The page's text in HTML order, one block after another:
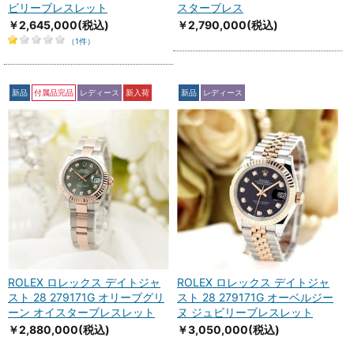
ビリーブレスレット
￥2,645,000(税込)
（1件）
スターブレス
￥2,790,000(税込)
新品 付属品完品 レディース 新入荷
ROLEX ロレックス デイトジャ
スト 28 279171G オリーブグリ
ーン オイスターブレスレット
￥2,880,000(税込)
新品 レディース
ROLEX ロレックス デイトジャ
スト 28 279171G オーベルジー
ヌ ジュビリーブレスレット
￥3,050,000(税込)